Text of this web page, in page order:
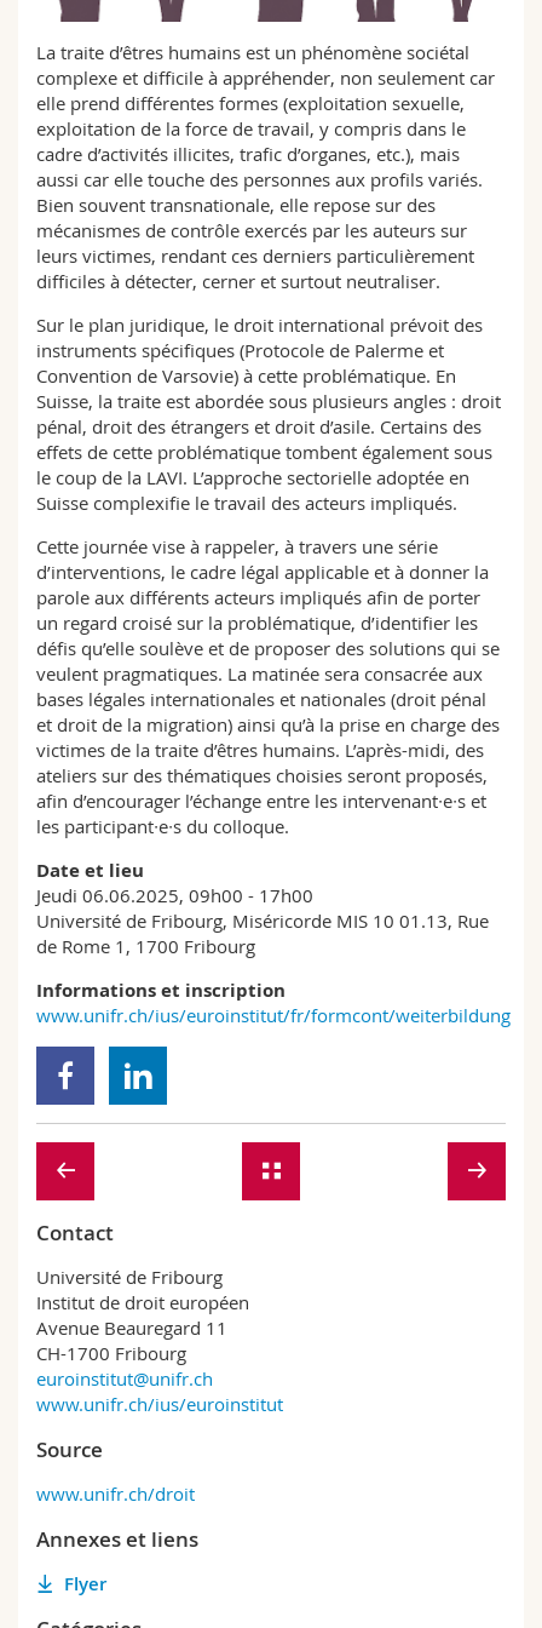
Sciences et médecine
Interfacultaire
Collaborateurs
Doctorants
Webmail
Programme des cours
MyUnifr
La traite d’êtres humains est un phénomène sociétal
complexe et difficile à appréhender, non seulement car
elle prend différentes formes (exploitation sexuelle,
exploitation de la force de travail, y compris dans le
cadre d’activités illicites, trafic d’organes, etc.), mais
aussi car elle touche des personnes aux profils variés.
Bien souvent transnationale, elle repose sur des
mécanismes de contrôle exercés par les auteurs sur
leurs victimes, rendant ces derniers particulièrement
difficiles à détecter, cerner et surtout neutraliser.
Sur le plan juridique, le droit international prévoit des
instruments spécifiques (Protocole de Palerme et
Convention de Varsovie) à cette problématique. En
Suisse, la traite est abordée sous plusieurs angles : droit
pénal, droit des étrangers et droit d’asile. Certains des
effets de cette problématique tombent également sous
le coup de la LAVI. L’approche sectorielle adoptée en
Suisse complexifie le travail des acteurs impliqués.
Cette journée vise à rappeler, à travers une série
d’interventions, le cadre légal applicable et à donner la
parole aux différents acteurs impliqués afin de porter
un regard croisé sur la problématique, d’identifier les
défis qu’elle soulève et de proposer des solutions qui se
veulent pragmatiques. La matinée sera consacrée aux
bases légales internationales et nationales (droit pénal
et droit de la migration) ainsi qu’à la prise en charge des
victimes de la traite d’êtres humains. L’après-midi, des
ateliers sur des thématiques choisies seront proposés,
afin d’encourager l’échange entre les intervenant∙e∙s et
les participant∙e∙s du colloque.
Date et lieu
Jeudi 06.06.2025, 09h00 - 17h00
Université de Fribourg, Miséricorde MIS 10 01.13, Rue
de Rome 1, 1700 Fribourg
Informations et inscription
www.unifr.ch/ius/euroinstitut/fr/formcont/weiterbildung
Contact
Université de Fribourg
Institut de droit européen
Avenue Beauregard 11
CH-1700 Fribourg
euroinstitut@unifr.ch
www.unifr.ch/ius/euroinstitut
Source
www.unifr.ch/droit
Annexes et liens
Flyer